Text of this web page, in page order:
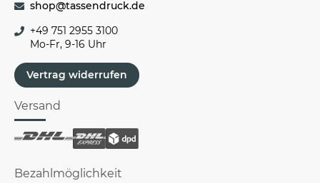
shop@tassendruck.de
+49 751 2955 3100
Mo-Fr, 9-16 Uhr
Vertrag widerrufen
Versand
Bezahlmöglichkeit